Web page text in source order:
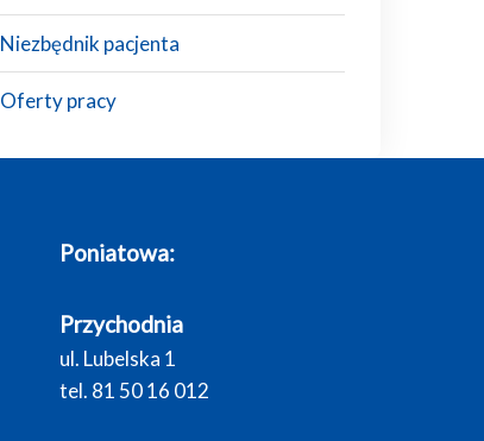
Niezbędnik pacjenta
Oferty pracy
Poniatowa:
Przychodnia
ul. Lubelska 1
tel. 81 50 16 012